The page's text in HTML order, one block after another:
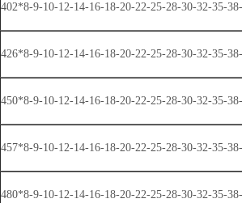
402*8-9-10-12-14-16-18-20-22-25-28-30-32-35-
426*8-9-10-12-14-16-18-20-22-25-28-30-32-35-
450*8-9-10-12-14-16-18-20-22-25-28-30-32-35-
457*8-9-10-12-14-16-18-20-22-25-28-30-32-35-
480*8-9-10-12-14-16-18-20-22-25-28-30-32-35-